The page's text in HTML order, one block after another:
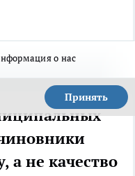
о нас
Принять
а не качество